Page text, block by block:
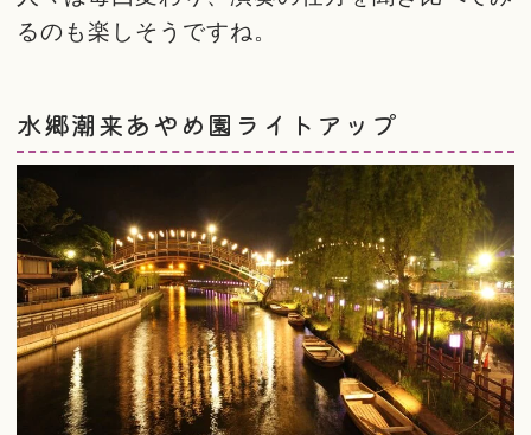
るのも楽しそうですね。
水郷潮来あやめ園ライトアップ